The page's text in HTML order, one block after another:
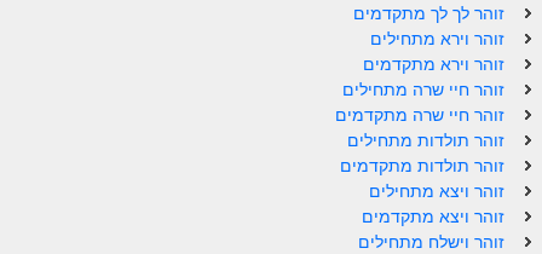
ספר הזוהר תולדות מתקדמים
ספר הזוהר ויצא מתחילים
ספר הזוהר ויצא מתקדמים
ספר הזוהר וישלח מתחילים
הזוהר הקדוש וישלח מתקדמים
הזוהר הקדוש וישב מתחילים
זוהר לך לך מתקדמים
זוהר וירא מתחילים
זוהר וירא מתקדמים
זוהר חיי שרה מתחילים
זוהר חיי שרה מתקדמים
זוהר תולדות מתחילים
זוהר תולדות מתקדמים
זוהר ויצא מתחילים
זוהר ויצא מתקדמים
זוהר וישלח מתחילים